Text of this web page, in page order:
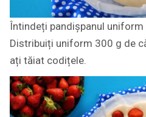
Întindeți pandișpanul uniform
Distribuiți uniform 300 g de
ați tăiat codițele.